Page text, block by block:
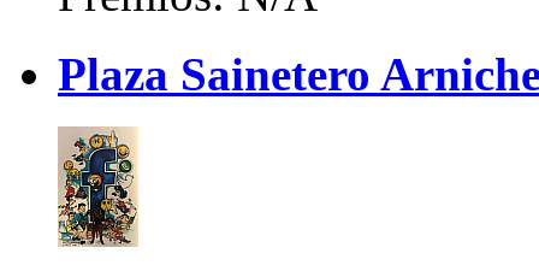
Plaza Sainetero